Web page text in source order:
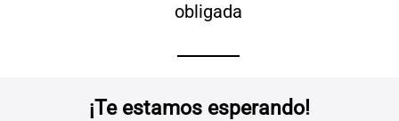
obligada
¡Te estamos esperando!